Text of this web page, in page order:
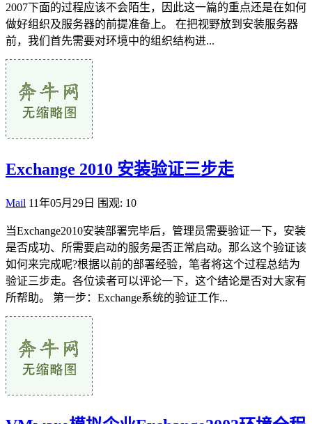
2007下面的过程应该不会陌生，因此这一篇的重点还是在如何
做好组织及服务器的前提准备上。 在把视野放到安装服务器
前，我们首先需要对环境中的组织结构进...
Exchange 2010 安装验证三步走
Mail 11年05月29日 围观: 10
当Exchange2010安装部署完毕后，管理员需要验证一下，安装
是否成功、所需要启动的服务是否正常启动。那么这个验证该
如何来完成呢?根据以前的部署经验，笔者将这个过程总结为
验证三步走。各位读者可以评论一下，这个结论是否对大家有
所帮助。 第一步：Exchange系统的验证工作...